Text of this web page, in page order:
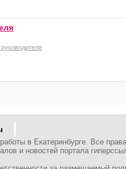
в Екатеринбурге. Все
и новостей портала